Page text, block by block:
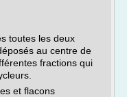
toutes les deux
au centre de
fractions qui
et flacons